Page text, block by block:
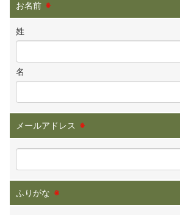
お名前 ※
姓
名
メールアドレス ※
ふりがな ※